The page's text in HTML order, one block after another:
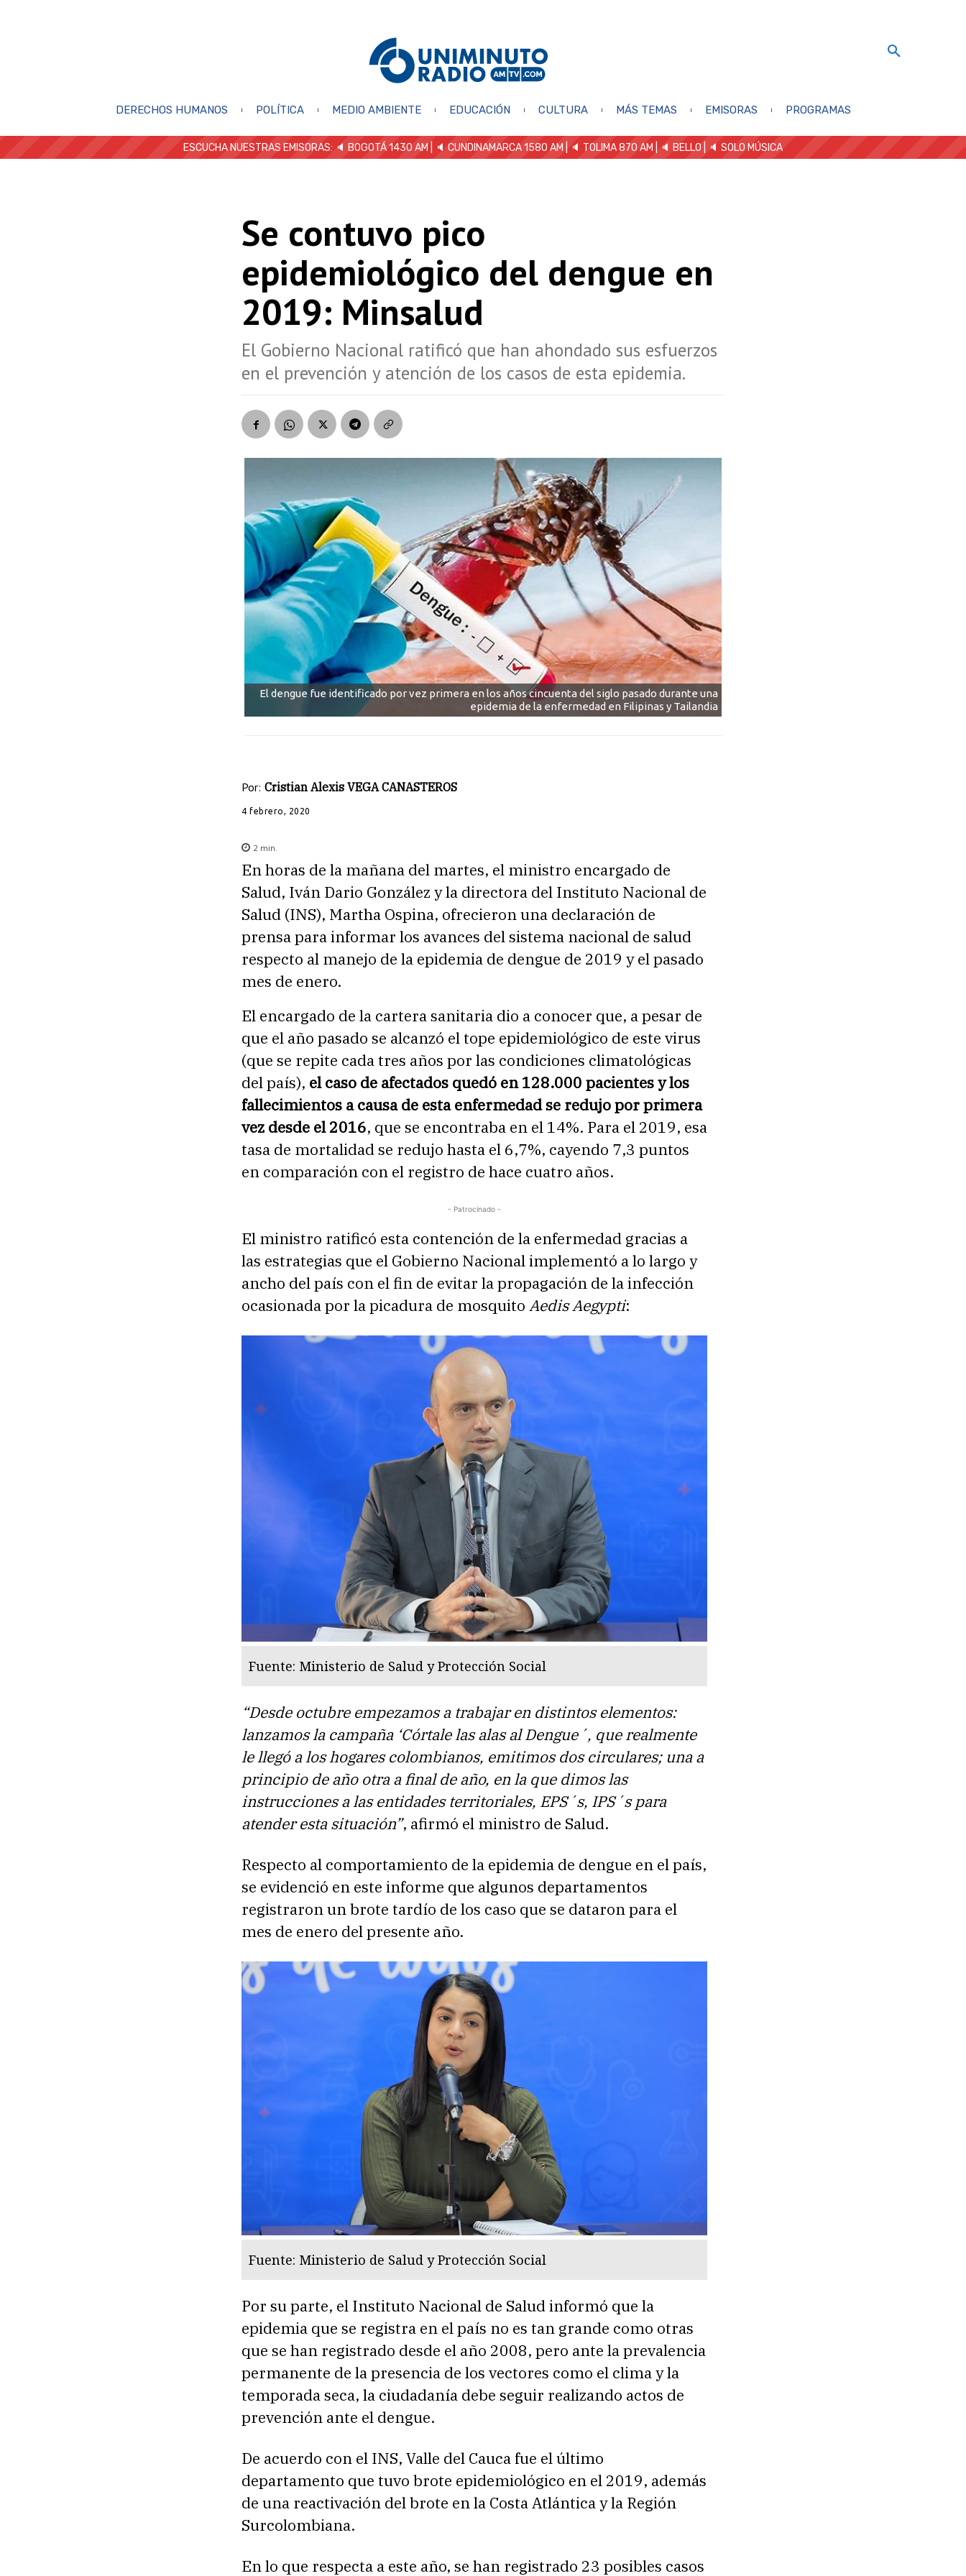
DERECHOS HUMANOS POLÍTICA MEDIO AMBIENTE EDUCACIÓN CULTURA MÁS TEMAS EMISORAS PROGRAMAS
ESCUCHA NUESTRAS EMISORAS: 🔈 BOGOTÁ 1430 AM | 🔈 CUNDINAMARCA 1580 AM | 🔈 TOLIMA 870 AM | 🔈 BELLO 🔈 SOLO MÚSICA
Se contuvo pico
epidemiológico del dengue en
2019: Minsalud
El Gobierno Nacional ratificó que han ahondado sus esfuerzos
en el prevención y atención de los casos de esta epidemia.
El dengue fue identificado por vez primera en los años cincuenta del siglo pasado durante una
epidemia de la enfermedad en Filipinas y Tailandia
Por: Cristian Alexis VEGA CANASTEROS
4 febrero, 2020
2 min.
En horas de la mañana del martes, el ministro encargado de
Salud, Iván Dario González y la directora del Instituto Nacional de
Salud (INS), Martha Ospina, ofrecieron una declaración de
prensa para informar los avances del sistema nacional de salud
respecto al manejo de la epidemia de dengue de 2019 y el pasado
mes de enero.
El encargado de la cartera sanitaria dio a conocer que, a pesar de
que el año pasado se alcanzó el tope epidemiológico de este virus
(que se repite cada tres años por las condiciones climatológicas
del país), el caso de afectados quedó en 128.000 pacientes y los
fallecimientos a causa de esta enfermedad se redujo por primera
vez desde el 2016, que se encontraba en el 14%. Para el 2019, esa
tasa de mortalidad se redujo hasta el 6,7%, cayendo 7,3 puntos
en comparación con el registro de hace cuatro años.
- Patrocinado -
El ministro ratificó esta contención de la enfermedad gracias a
las estrategias que el Gobierno Nacional implementó a lo largo y
ancho del país con el fin de evitar la propagación de la infección
ocasionada por la picadura de mosquito Aedis Aegypti:
Fuente: Ministerio de Salud y Protección Social
“Desde octubre empezamos a trabajar en distintos elementos:
lanzamos la campaña ‘Córtale las alas al Dengue´, que realmente
le llegó a los hogares colombianos, emitimos dos circulares; una a
principio de año otra a final de año, en la que dimos las
instrucciones a las entidades territoriales, EPS´s, IPS´s para
atender esta situación”, afirmó el ministro de Salud.
Respecto al comportamiento de la epidemia de dengue en el país,
se evidenció en este informe que algunos departamentos
registraron un brote tardío de los caso que se dataron para el
mes de enero del presente año.
Fuente: Ministerio de Salud y Protección Social
Por su parte, el Instituto Nacional de Salud informó que la
epidemia que se registra en el país no es tan grande como otras
que se han registrado desde el año 2008, pero ante la prevalencia
permanente de la presencia de los vectores como el clima y la
temporada seca, la ciudadanía debe seguir realizando actos de
prevención ante el dengue.
De acuerdo con el INS, Valle del Cauca fue el último
departamento que tuvo brote epidemiológico en el 2019, además
de una reactivación del brote en la Costa Atlántica y la Región
Surcolombiana.
En lo que respecta a este año, se han registrado 23 posibles casos